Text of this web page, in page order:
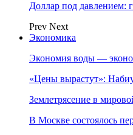
Доллар под давлением:
Prev Next
Экономика
Экономия воды —
«Цены вырастут»:
Землетрясение в
В Москве состоялось